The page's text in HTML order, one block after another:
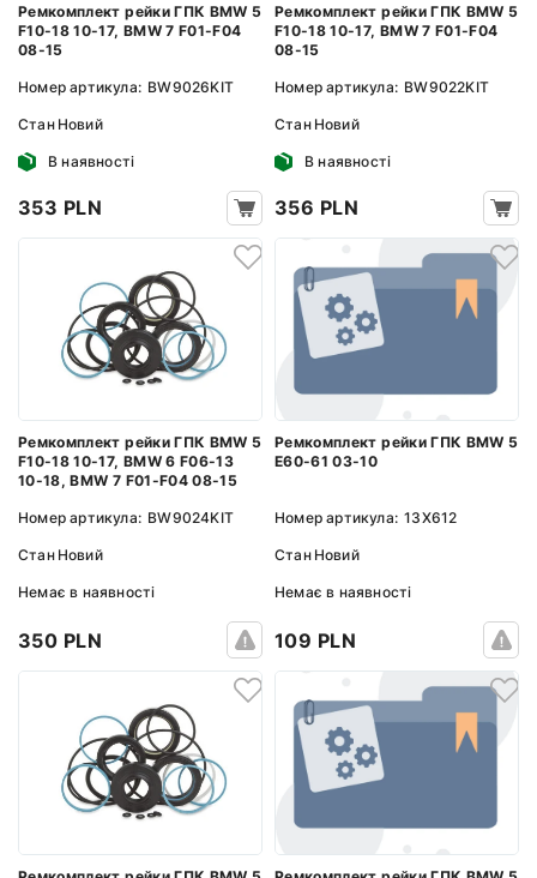
Ремкомплект рейки ГПК BMW 5
F10-18 10-17, BMW 7 F01-F04
08-15
Номер артикула: BW9026KIT
Стан Новий
В наявності
353 PLN
Ремкомплект рейки ГПК BMW 5
F10-18 10-17, BMW 7 F01-F04
08-15
Номер артикула: BW9022KIT
Стан Новий
В наявності
356 PLN
Ремкомплект рейки ГПК BMW 5
F10-18 10-17, BMW 6 F06-13
10-18, BMW 7 F01-F04 08-15
Номер артикула: BW9024KIT
Стан Новий
Немає в наявності
350 PLN
Ремкомплект рейки ГПК BMW 5
E60-61 03-10
Номер артикула: 13X612
Стан Новий
Немає в наявності
109 PLN